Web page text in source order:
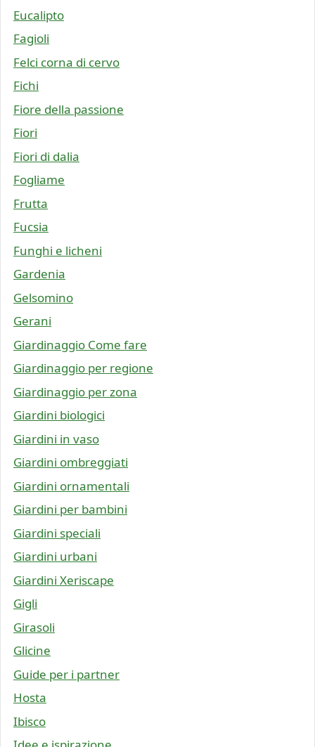
Eucalipto
Fagioli
Felci corna di cervo
Fichi
Fiore della passione
Fiori
Fiori di dalia
Fogliame
Frutta
Fucsia
Funghi e licheni
Gardenia
Gelsomino
Gerani
Giardinaggio Come fare
Giardinaggio per regione
Giardinaggio per zona
Giardini biologici
Giardini in vaso
Giardini ombreggiati
Giardini ornamentali
Giardini per bambini
Giardini speciali
Giardini urbani
Giardini Xeriscape
Gigli
Girasoli
Glicine
Guide per i partner
Hosta
Ibisco